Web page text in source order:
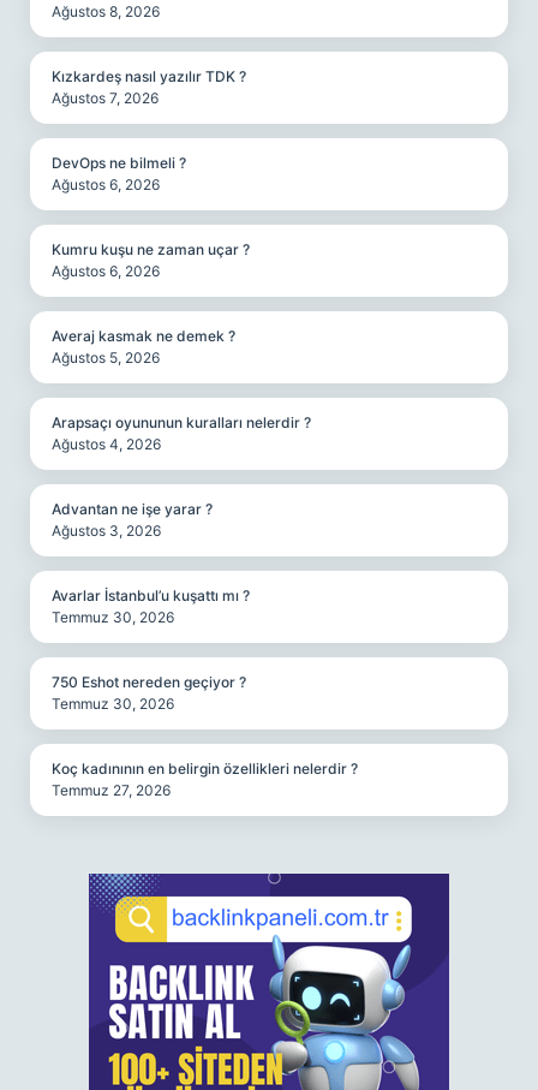
Ağustos 8, 2026
Kızkardeş nasıl yazılır TDK ?
Ağustos 7, 2026
DevOps ne bilmeli ?
Ağustos 6, 2026
Kumru kuşu ne zaman uçar ?
Ağustos 6, 2026
Averaj kasmak ne demek ?
Ağustos 5, 2026
Arapsaçı oyununun kuralları nelerdir ?
Ağustos 4, 2026
Advantan ne işe yarar ?
Ağustos 3, 2026
Avarlar İstanbul’u kuşattı mı ?
Temmuz 30, 2026
750 Eshot nereden geçiyor ?
Temmuz 30, 2026
Koç kadınının en belirgin özellikleri nelerdir ?
Temmuz 27, 2026